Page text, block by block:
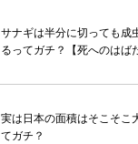
サナギは半分に切っても成
るってガチ？【死へのはば
実は日本の面積はそこそこ
てガチ？